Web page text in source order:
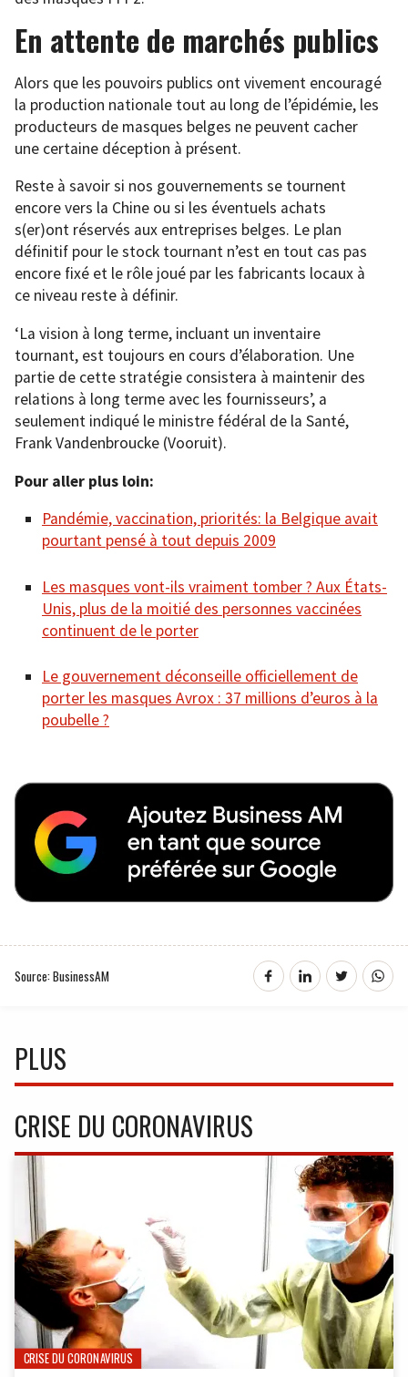
En attente de marchés publics
Alors que les pouvoirs publics ont vivement encouragé
la production nationale tout au long de l’épidémie, les
producteurs de masques belges ne peuvent cacher
une certaine déception à présent.
Reste à savoir si nos gouvernements se tournent
encore vers la Chine ou si les éventuels achats
s(er)ont réservés aux entreprises belges. Le plan
définitif pour le stock tournant n’est en tout cas pas
encore fixé et le rôle joué par les fabricants locaux à
ce niveau reste à définir.
‘La vision à long terme, incluant un inventaire
tournant, est toujours en cours d’élaboration. Une
partie de cette stratégie consistera à maintenir des
relations à long terme avec les fournisseurs’, a
seulement indiqué le ministre fédéral de la Santé,
Frank Vandenbroucke (Vooruit).
Pour aller plus loin:
Pandémie, vaccination, priorités: la Belgique avait
pourtant pensé à tout depuis 2009
Les masques vont-ils vraiment tomber ? Aux États-
Unis, plus de la moitié des personnes vaccinées
continuent de le porter
Le gouvernement déconseille officiellement de
porter les masques Avrox : 37 millions d’euros à la
poubelle ?
Source: BusinessAM
PLUS
CRISE DU CORONAVIRUS
CRISE DU CORONAVIRUS